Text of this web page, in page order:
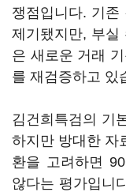
쟁점입니다. 기존
제기됐지만, 부실
은 새로운 거래
를 재검증하고 있
김건희특검의 기
하지만 방대한 자
환을 고려하면
않다는 평가입니